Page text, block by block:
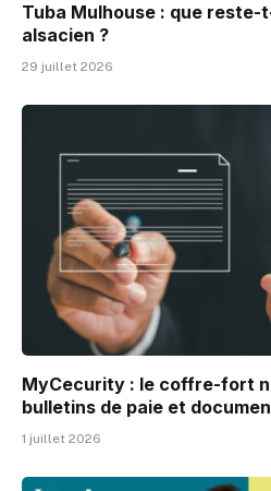
Tuba Mulhouse : que reste-
alsacien ?
29 juillet 2026
MyCecurity : le coffre-fort
bulletins de paie et
1 juillet 2026